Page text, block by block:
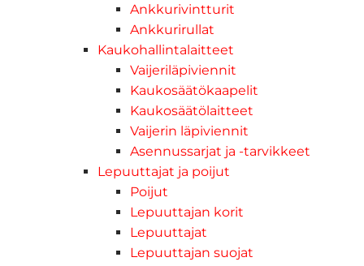
Ankkurivintturit
Ankkurirullat
Kaukohallintalaitteet
Vaijeriläpiviennit
Kaukosäätökaapelit
Kaukosäätölaitteet
Vaijerin läpiviennit
Asennussarjat ja -tarvikkeet
Lepuuttajat ja poijut
Poijut
Lepuuttajan korit
Lepuuttajat
Lepuuttajan suojat